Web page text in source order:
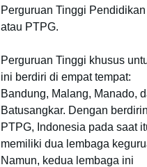
Perguruan Tinggi Pendidikan
atau PTPG.
Perguruan Tinggi khusus
ini berdiri di empat tempat:
Bandung, Malang, Manado,
Batusangkar. Dengan
PTPG, Indonesia pada saat
memiliki dua lembaga
Namun, kedua lembaga ini